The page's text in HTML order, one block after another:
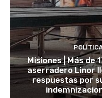
Misiones | Más de
aserradero Linor
respuestas por